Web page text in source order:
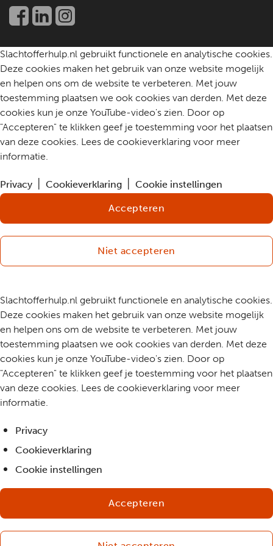
Een slachtoffer helpen
Community
Slachtofferhulp.nl gebruikt functionele en analytische cookies.
Deze cookies maken het gebruik van onze website mogelijk
en helpen ons om de website te verbeteren. Met jouw
toestemming plaatsen we ook cookies van derden. Met deze
cookies kun je onze YouTube-video's zien. Door op
"Accepteren" te klikken geef je toestemming voor het plaatsen
van deze cookies. Lees de cookieverklaring voor meer
informatie.
Privacy Cookieverklaring Cookie instellingen
Accepteren
Niet accepteren
Slachtofferhulp.nl gebruikt functionele en analytische cookies.
Deze cookies maken het gebruik van onze website mogelijk
en helpen ons om de website te verbeteren. Met jouw
toestemming plaatsen we ook cookies van derden. Met deze
cookies kun je onze YouTube-video's zien. Door op
"Accepteren" te klikken geef je toestemming voor het plaatsen
van deze cookies. Lees de cookieverklaring voor meer
informatie.
Privacy
Cookieverklaring
Cookie instellingen
Accepteren